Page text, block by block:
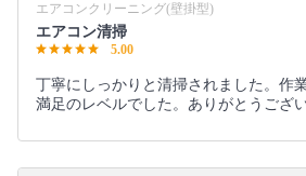
エアコンクリーニング(壁掛型)
エアコン清掃
5.00
丁寧にしっかりと清掃されました。作
満足のレベルでした。ありがとうござ